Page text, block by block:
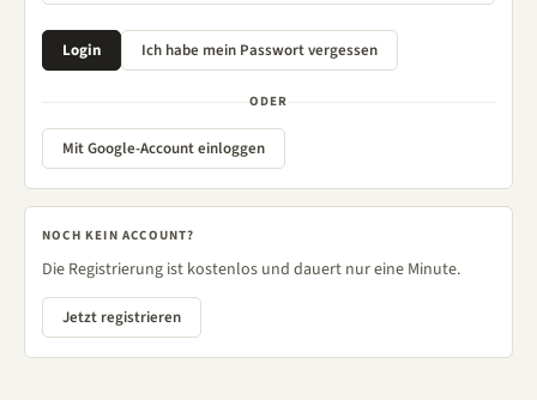
ODER
Mit Google-Account einloggen
NOCH KEIN ACCOUNT?
Die Registrierung ist kostenlos und dauert nur eine Minute.
Jetzt registrieren